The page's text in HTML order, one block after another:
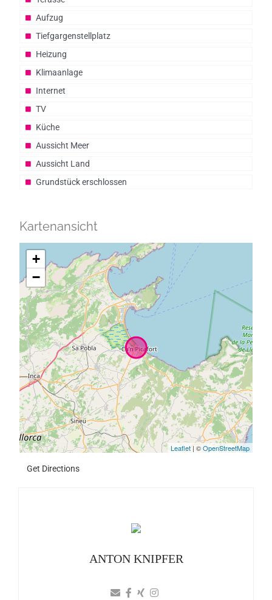
Aufzug
Tiefgargenstellplatz
Heizung
Klimaanlage
Internet
TV
Küche
Aussicht Meer
Aussicht Land
Grundstück erschlossen
Kartenansicht
+
−
Leaflet| ©OpenStreetMap
Get Directions
ANTON KNIPFER